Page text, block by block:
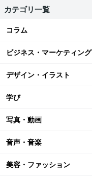
カテゴリ一覧
コラム
ビジネス・マーケティング
デザイン・イラスト
学び
写真・動画
音声・音楽
美容・ファッション